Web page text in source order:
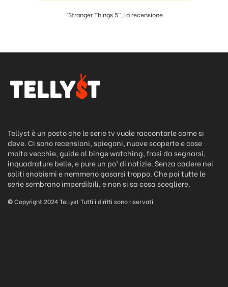
"Stranger Things 5", la recensione
Tellyst è un posto che le serie tv vuole raccontarle come si
deve. Ci sono recensioni, spiegoni, nuove scoperte e cose
molto vecchie, guide al binge watching, frasi da segnarsi,
inquadrature belle, e pure un po’ di notizie. Senza cadere nei
soliti snobismi e nemmeno gasarsi troppo. Che poi tutte le
serie sembrano imperdibili, e non si sa cosa scegliere.
©Copyright 2024 Tellyst Tutti i diritti sono riservati